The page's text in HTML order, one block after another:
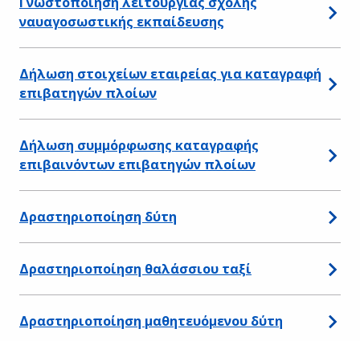
ναυαγοσωστικής εκπαίδευσης
Δήλωση στοιχείων εταιρείας για καταγραφή
επιβατηγών πλοίων
Δήλωση συμμόρφωσης καταγραφής
επιβαινόντων επιβατηγών πλοίων
Δραστηριοποίηση δύτη
Δραστηριοποίηση θαλάσσιου ταξί
Δραστηριοποίηση μαθητευόμενου δύτη